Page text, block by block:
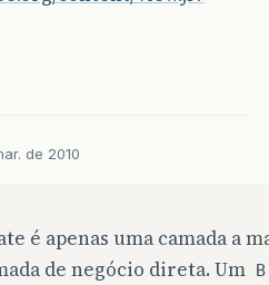
de 2010
é apenas uma camada a
de negócio direta. Um